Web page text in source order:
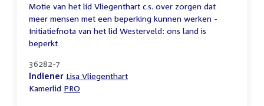
Motie van het lid Vliegenthart c.s. over zorgen dat
meer mensen met een beperking kunnen werken -
Initiatiefnota van het lid Westerveld: ons land is
beperkt
36282-7
Indiener Lisa Vliegenthart
Kamerlid PRO